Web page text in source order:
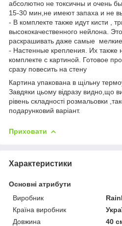
абсолютно не токсичны и очень
15-30 мин,не имеют запаха и не
- В комплекте также идут кисти ,
высококачественного нейлона.
раскрашивать даже самые
- Настенные крепления. Их также
комплекте с картиной. Готовое
сразу повесить на стену
Картина упакована в щільну
Завдяки цьому відразу видно,що
рівень складності розмальовки
подарунковий варіант.
Приховати
Характеристики
Основні атрибути
Виробник
Країна виробник
Довжина
40